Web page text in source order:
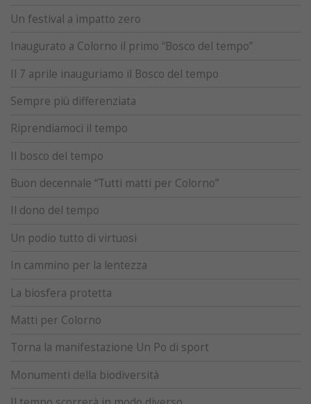
Un festival a impatto zero
Inaugurato a Colorno il primo “Bosco del tempo”
Il 7 aprile inauguriamo il Bosco del tempo
Sempre più differenziata
Riprendiamoci il tempo
Il bosco del tempo
Buon decennale “Tutti matti per Colorno”
Il dono del tempo
Un podio tutto di virtuosi
In cammino per la lentezza
La biosfera protetta
Matti per Colorno
Torna la manifestazione Un Po di sport
Monumenti della biodiversità